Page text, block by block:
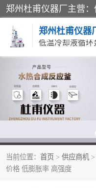
郑州杜甫仪器厂
当前位置： 首页 > 供应商机 >
价格 低膨胀率 高强度
循环水真空泵厂家
低温冷却液循环泵厂家
旋转蒸发器厂家